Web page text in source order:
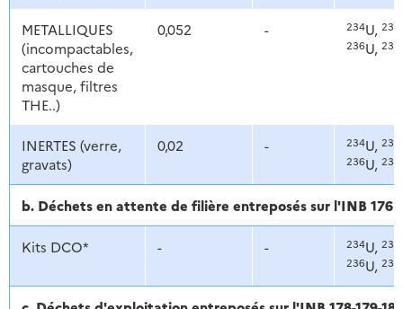
METALLIQUES
(incompactables,
cartouches de
masque, filtres
THE..)
0,052 - 234U, 235
236U, 238
INERTES (verre,
gravats)
0,02 - 234U, 235
236U, 238
b. Déchets en attente de filière entreposés sur l'INB 176
Kits DCO* - - 234U, 235
236U, 238